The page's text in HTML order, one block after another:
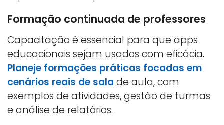
Formação continuada de professores
Capacitação é essencial para que apps
educacionais sejam usados com eficácia.
Planeje formações práticas focadas em
cenários reais de sala de aula, com
exemplos de atividades, gestão de turmas
e análise de relatórios.